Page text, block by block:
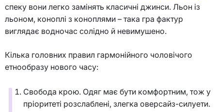
спеку вони легко замінять класичні джинси. Льон із
льоном, коноплі з коноплями – така гра фактур
виглядає водночас солідно й невимушено.
Кілька головних правил гармонійного чоловічого
етнообразу нового часу:
Свобода крою. Одяг має бути комфортним, тож у
пріоритеті розслаблені, злегка оверсайз-силуети.